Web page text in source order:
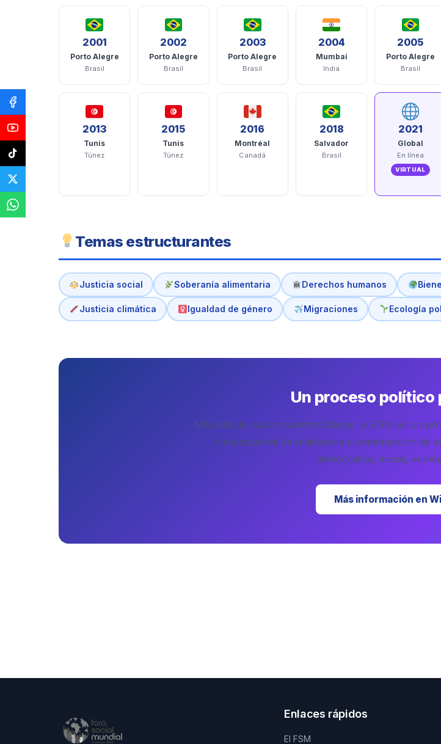
2001
Porto Alegre
Brasil
2002
Porto Alegre
Brasil
2003
Porto Alegre
Brasil
2004
Mumbai
India
2005
Porto Alegre
Brasil
2013
Tunis
Túnez
2015
Tunis
Túnez
2016
Montréal
Canadá
2018
Salvador
Brasil
2021
Global
En línea
VIRTUAL
Temas estructurantes
Justicia social Soberanía alimentaria Derechos humanos
Justicia climática Igualdad de género Migraciones Ecología
Un proceso político
Más allá de sus encuentros físicos, el FSM es un
transnacional de resistencia y construcción de
democrática, social,
Más información en
Enlaces rápidos
El FSM